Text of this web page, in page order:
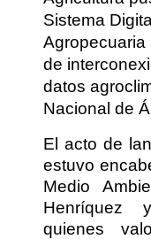
Sistema
Agropecuaria
de
datos
Nacional de
El acto de
estuvo
Medio
Henríquez
quienes